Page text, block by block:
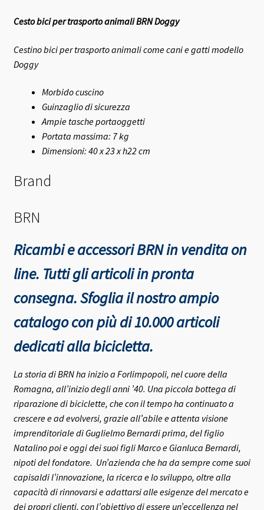
Cesto bici per trasporto animali BRN Doggy
Cestino bici per trasporto animali come cani e gatti modello
Doggy
Morbido cuscino
Guinzaglio di sicurezza
Ampie tasche portaoggetti
Portata massima: 7 kg
Dimensioni: 40 x 23 x h22 cm
Brand
BRN
Ricambi e accessori BRN in vendita on
line. Tutti gli articoli in pronta
consegna.Sfoglia il nostro ampio
catalogo con più di 10.000 articoli
dedicati alla bicicletta.
La storia di BRN ha inizio a Forlimpopoli, nel cuore della
Romagna, all’inizio degli anni ’40. Una piccola bottega di
riparazione di biciclette, che con il tempo ha continuato a
crescere e ad evolversi, grazie all’abile e attenta visione
imprenditoriale di Guglielmo Bernardi prima, del figlio
Natalino poi e oggi dei suoi figli Marco e Gianluca Bernardi,
nipoti del fondatore. Un’azienda che ha da sempre come suoi
capisaldi l’innovazione, la ricerca e lo sviluppo, oltre alla
capacità di rinnovarsi e adattarsi alle esigenze del mercato e
dei propri clienti, con l’obiettivo di essere un’eccellenza nel